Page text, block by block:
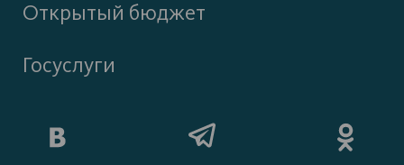
Открытый бюджет
Госуслуги